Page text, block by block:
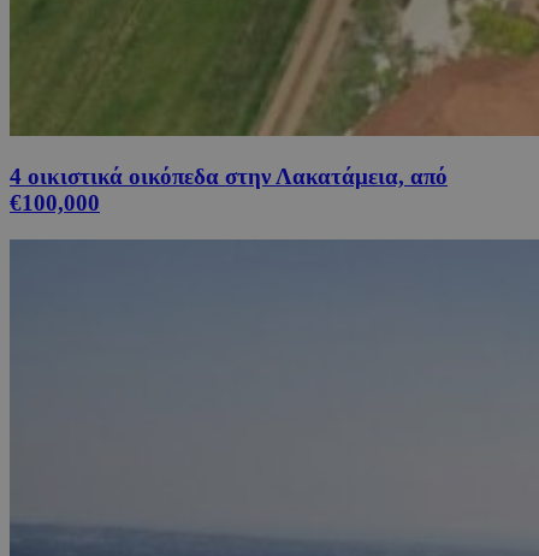
4 οικιστικά οικόπεδα στην Λακατάμεια, από
€100,000